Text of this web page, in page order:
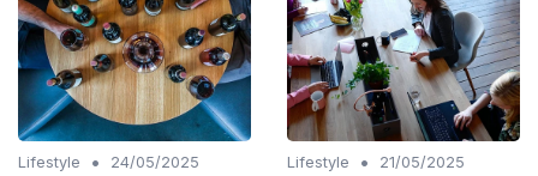
Lifestyle •
24/05/2025
Lifestyle •
21/05/2025